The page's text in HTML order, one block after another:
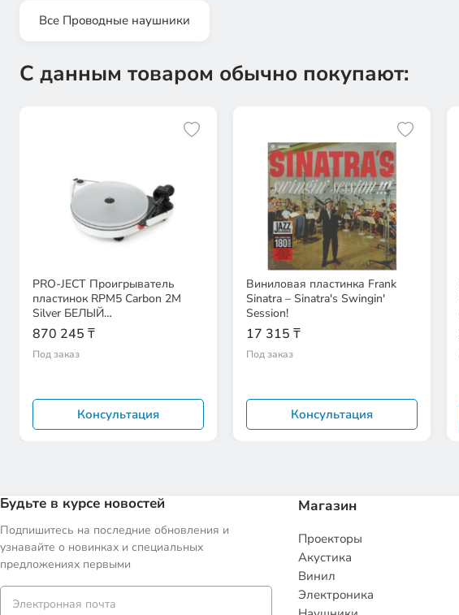
Все Проводные наушники
С данным товаром обычно покупают:
PRO-JECT Проигрыватель
пластинок RPM5 Carbon 2M
Silver БЕЛЫЙ
EAN:9120050439375
870 245 ₸
Под заказ
Консультация
Виниловая пластинка Frank
Sinatra – Sinatra's Swingin'
Session!
17 315 ₸
Под заказ
Консультация
Будьте в курсе новостей
Подпишитесь на последние обновления и
узнавайте о новинках и специальных
предложениях первыми
Магазин
Проекторы
Акустика
Винил
Электроника